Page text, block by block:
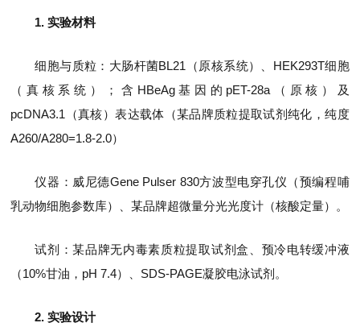
1. 实验材料
细胞与质粒：大肠杆菌BL21（原核系统）、HEK293T细胞
（真核系统）；含HBeAg基因的pET-28a（原核）及
pcDNA3.1（真核）表达载体（某品牌质粒提取试剂纯化，纯度
A260/A280=1.8-2.0）
仪器：威尼德Gene Pulser 830方波型电穿孔仪（预编程哺
乳动物细胞参数库）、某品牌超微量分光光度计（核酸定量）。
试剂：某品牌无内毒素质粒提取试剂盒、预冷电转缓冲液
（10%甘油，pH 7.4）、SDS-PAGE凝胶电泳试剂。
2. 实验设计